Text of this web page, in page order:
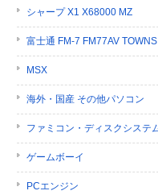
シャープ X1 X68000 MZ
富士通 FM-7 FM77AV TOWNS
MSX
海外・国産 その他パソコン
ファミコン・ディスクシステ
ゲームボーイ
PCエンジン